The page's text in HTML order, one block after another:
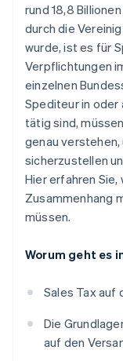
rund 18,8
durch die
wurde, ist es für
Verpflichtungen
einzelnen
Spediteur in oder
tätig sind,
genau
sicherzustellen
Hier erfahren
Zusammenhang
müssen.
Worum geht es
Sales Tax auf
Die
auf den